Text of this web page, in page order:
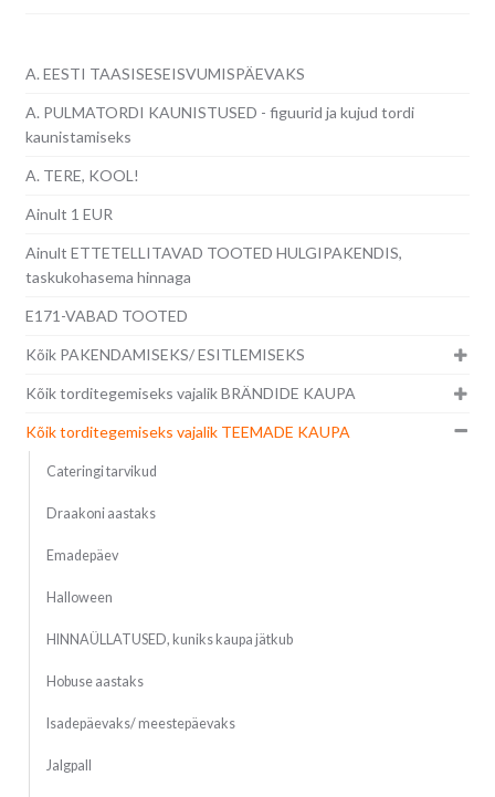
A. EESTI TAASISESEISVUMISPÄEVAKS
A. PULMATORDI KAUNISTUSED - figuurid ja kujud tordi
kaunistamiseks
A. TERE, KOOL!
Ainult 1 EUR
Ainult ETTETELLITAVAD TOOTED HULGIPAKENDIS,
taskukohasema hinnaga
E171-VABAD TOOTED
Kõik PAKENDAMISEKS/ ESITLEMISEKS
Kõik torditegemiseks vajalik BRÄNDIDE KAUPA
Kõik torditegemiseks vajalik TEEMADE KAUPA
Cateringi tarvikud
Draakoni aastaks
Emadepäev
Halloween
HINNAÜLLATUSED, kuniks kaupa jätkub
Hobuse aastaks
Isadepäevaks/ meestepäevaks
Jalgpall